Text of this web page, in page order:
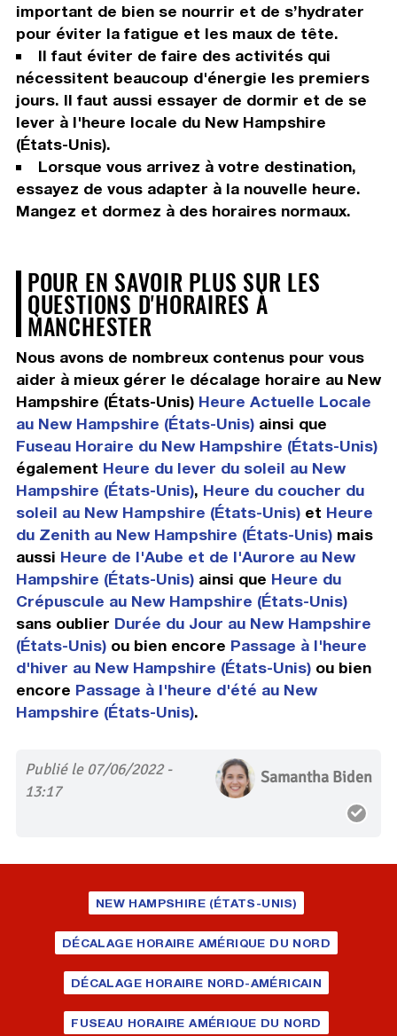
important de bien se nourrir et de s’hydrater
pour éviter la fatigue et les maux de tête.
Il faut éviter de faire des activités qui
nécessitent beaucoup d'énergie les premiers
jours. Il faut aussi essayer de dormir et de se
lever à l'heure locale du New Hampshire
(États-Unis).
Lorsque vous arrivez à votre destination,
essayez de vous adapter à la nouvelle heure.
Mangez et dormez à des horaires normaux.
POUR EN SAVOIR PLUS SUR LES
QUESTIONS D'HORAIRES À
MANCHESTER
Nous avons de nombreux contenus pour vous
aider à mieux gérer le décalage horaire au New
Hampshire (États-Unis) Heure Actuelle Locale
au New Hampshire (États-Unis)ainsi que
Fuseau Horaire du New Hampshire (États-Unis)
également Heure du lever du soleil au New
Hampshire (États-Unis), Heure du coucher du
soleil au New Hampshire (États-Unis)et Heure
du Zenith au New Hampshire (États-Unis)mais
aussi Heure de l'Aube et de l'Aurore au New
Hampshire (États-Unis)ainsi que Heure du
Crépuscule au New Hampshire (États-Unis)
sans oublier Durée du Jour au New Hampshire
(États-Unis)ou bien encore Passage à l'heure
d'hiver au New Hampshire (États-Unis)ou bien
encore Passage à l'heure d'été au New
Hampshire (États-Unis).
Publié le 07/06/2022 -
13:17
Samantha Biden
NEW HAMPSHIRE (ÉTATS-UNIS)
DÉCALAGE HORAIRE AMÉRIQUE DU NORD
DÉCALAGE HORAIRE NORD-AMÉRICAIN
FUSEAU HORAIRE AMÉRIQUE DU NORD